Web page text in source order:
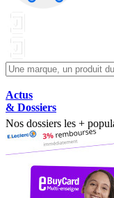
Actus
& Dossiers
Nos dossiers les +